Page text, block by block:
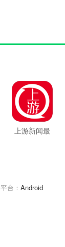
上游新闻最
平台： Android